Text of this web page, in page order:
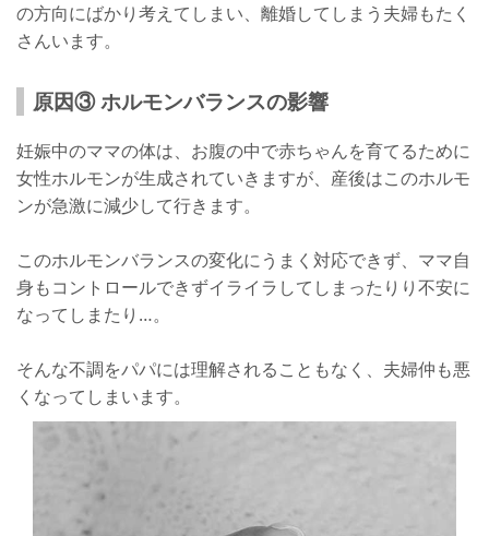
の方向にばかり考えてしまい、離婚してしまう夫婦もたく
さんいます。
原因③ ホルモンバランスの影響
妊娠中のママの体は、お腹の中で赤ちゃんを育てるために
女性ホルモンが生成されていきますが、産後はこのホルモ
ンが急激に減少して行きます。
このホルモンバランスの変化にうまく対応できず、ママ自
身もコントロールできずイライラしてしまったりり不安に
なってしまたり…。
そんな不調をパパには理解されることもなく、夫婦仲も悪
くなってしまいます。